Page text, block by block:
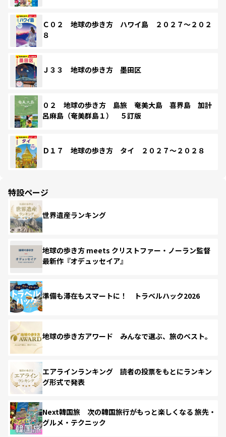
Ｃ０２ 地球の歩き方 ハワイ島 ２０２７～２０２
８
Ｊ３３ 地球の歩き方 墨田区
０２ 地球の歩き方 島旅 奄美大島 喜界島 加計
呂麻島（奄美群島１） ５訂版
Ｄ１７ 地球の歩き方 タイ ２０２７～２０２８
特設ページ
世界遺産ランキング
地球の歩き方 meets クリストファー・ノーラン監督
最新作『オデュッセイア』
準備も滞在もスマートに！ トラベルハック2026
地球の歩き方アワード みんなで選ぶ、旅のベスト。
エアラインランキング 読者の投票をもとにランキン
グ形式で発表
Next韓国旅 次の韓国旅行がもっと楽しくなる 旅先・
グルメ・テクニック